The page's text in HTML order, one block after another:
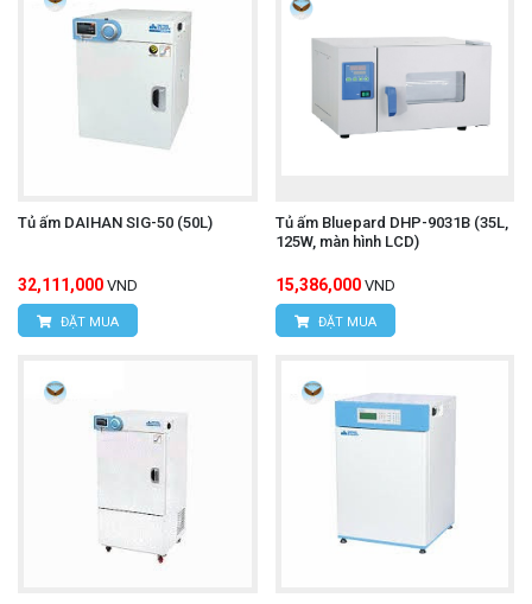
Tủ ấm DAIHAN SIG-50 (50L)
32,111,000 VND
ĐẶT MUA
Tủ ấm Bluepard DHP-9031B (35L,
125W, màn hình LCD)
15,386,000 VND
ĐẶT MUA